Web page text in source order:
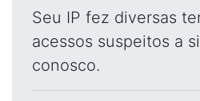
Seu IP fez diversas
acessos suspeitos a
conosco.